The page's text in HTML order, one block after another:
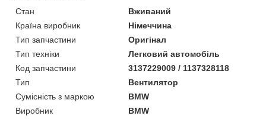
Стан
Вживаний
Країна виробник
Німеччина
Тип запчастини
Оригінал
Тип техніки
Легковий автомобіль
Код запчастини
3137229009 / 1137328118
Тип
Вентилятор
Сумісність з маркою
BMW
Виробник
BMW